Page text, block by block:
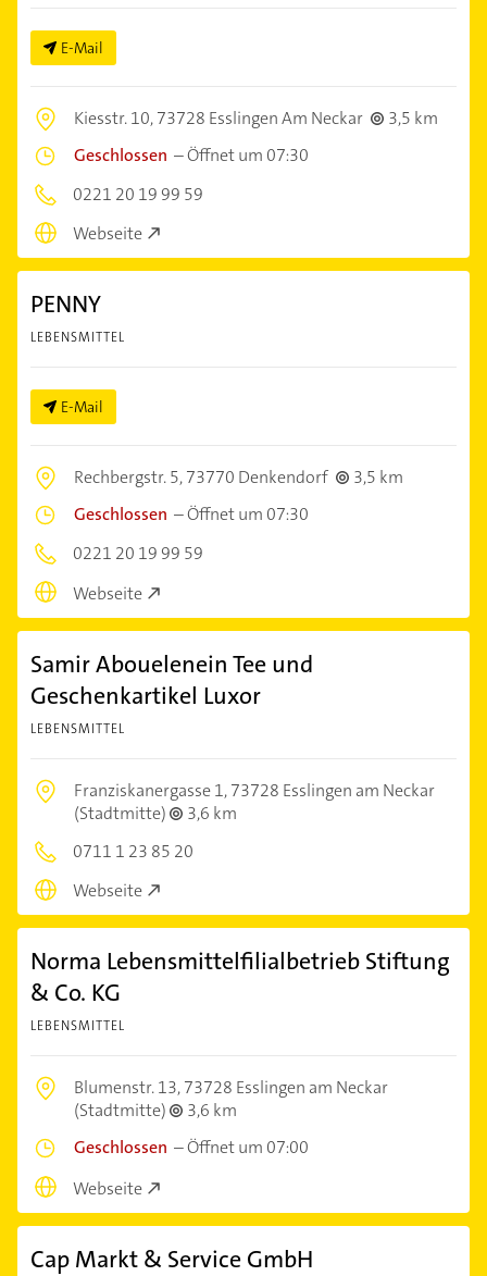
E-Mail
Kiesstr. 10,73728 Esslingen Am Neckar
3,5 km
Geschlossen –Öffnet um 07:30
0221 20 19 99 59
Webseite
PENNY
LEBENSMITTEL
E-Mail
Rechbergstr. 5,73770 Denkendorf
3,5 km
Geschlossen –Öffnet um 07:30
0221 20 19 99 59
Webseite
Samir Abouelenein Tee und
Geschenkartikel Luxor
LEBENSMITTEL
Franziskanergasse 1,73728 Esslingen am Neckar
(Stadtmitte)
3,6 km
0711 1 23 85 20
Webseite
Norma Lebensmittelfilialbetrieb Stiftung
& Co. KG
LEBENSMITTEL
Blumenstr. 13,73728 Esslingen am Neckar
(Stadtmitte)
3,6 km
Geschlossen –Öffnet um 07:00
Webseite
Cap Markt & Service GmbH